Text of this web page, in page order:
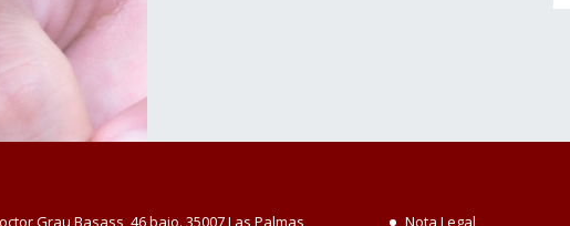
Grau Basass, 46 bajo. 35007 Las Palmas Nota Legal